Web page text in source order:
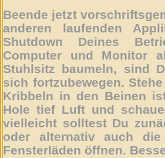
Beende jetzt
anderen laufenden
Shutdown Deines
Computer und Monitor
Stuhlsitz baumeln, sind
sich fortzubewegen.
Kribbeln in den Beinen
Hole tief Luft und
vielleicht solltest Du
oder alternativ auch
Fensterläden öffnen.